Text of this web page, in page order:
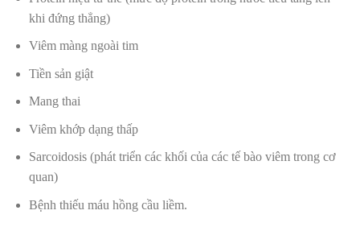
khi đứng thẳng)
Viêm màng ngoài tim
Tiền sản giật
Mang thai
Viêm khớp dạng thấp
Sarcoidosis (phát triển các khối của các tế bào viêm trong cơ
quan)
Bệnh thiếu máu hồng cầu liềm.